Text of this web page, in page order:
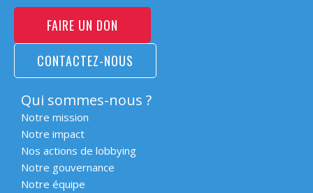
FAIRE UN DON
CONTACTEZ-NOUS
Qui sommes-nous ?
Notre mission
Notre impact
Nos actions de lobbying
Notre gouvernance
Notre équipe